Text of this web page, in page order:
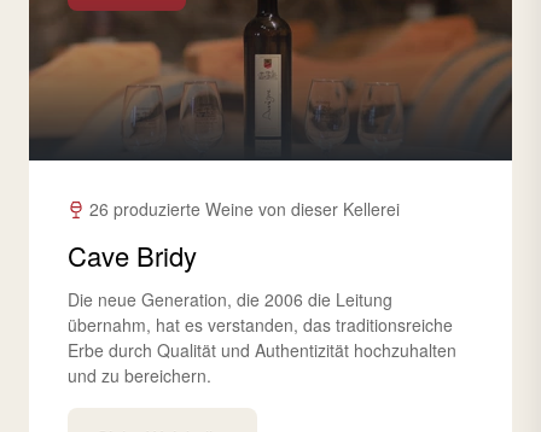
26 produzierte Weine von dieser Kellerei
Cave Bridy
Die neue Generation, die 2006 die Leitung
übernahm, hat es verstanden, das traditionsreiche
Erbe durch Qualität und Authentizität hochzuhalten
und zu bereichern.